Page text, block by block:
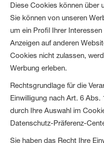
Diese Cookies können über
Sie können von unseren
um ein Profil Ihrer
Anzeigen auf anderen
Cookies nicht zulassen,
Werbung erleben.
Rechtsgrundlage für die
Einwilligung nach Art. 6 Abs.
durch Ihre Auswahl im
Datenschutz-Präferenz-
Sie haben das Recht Ihre